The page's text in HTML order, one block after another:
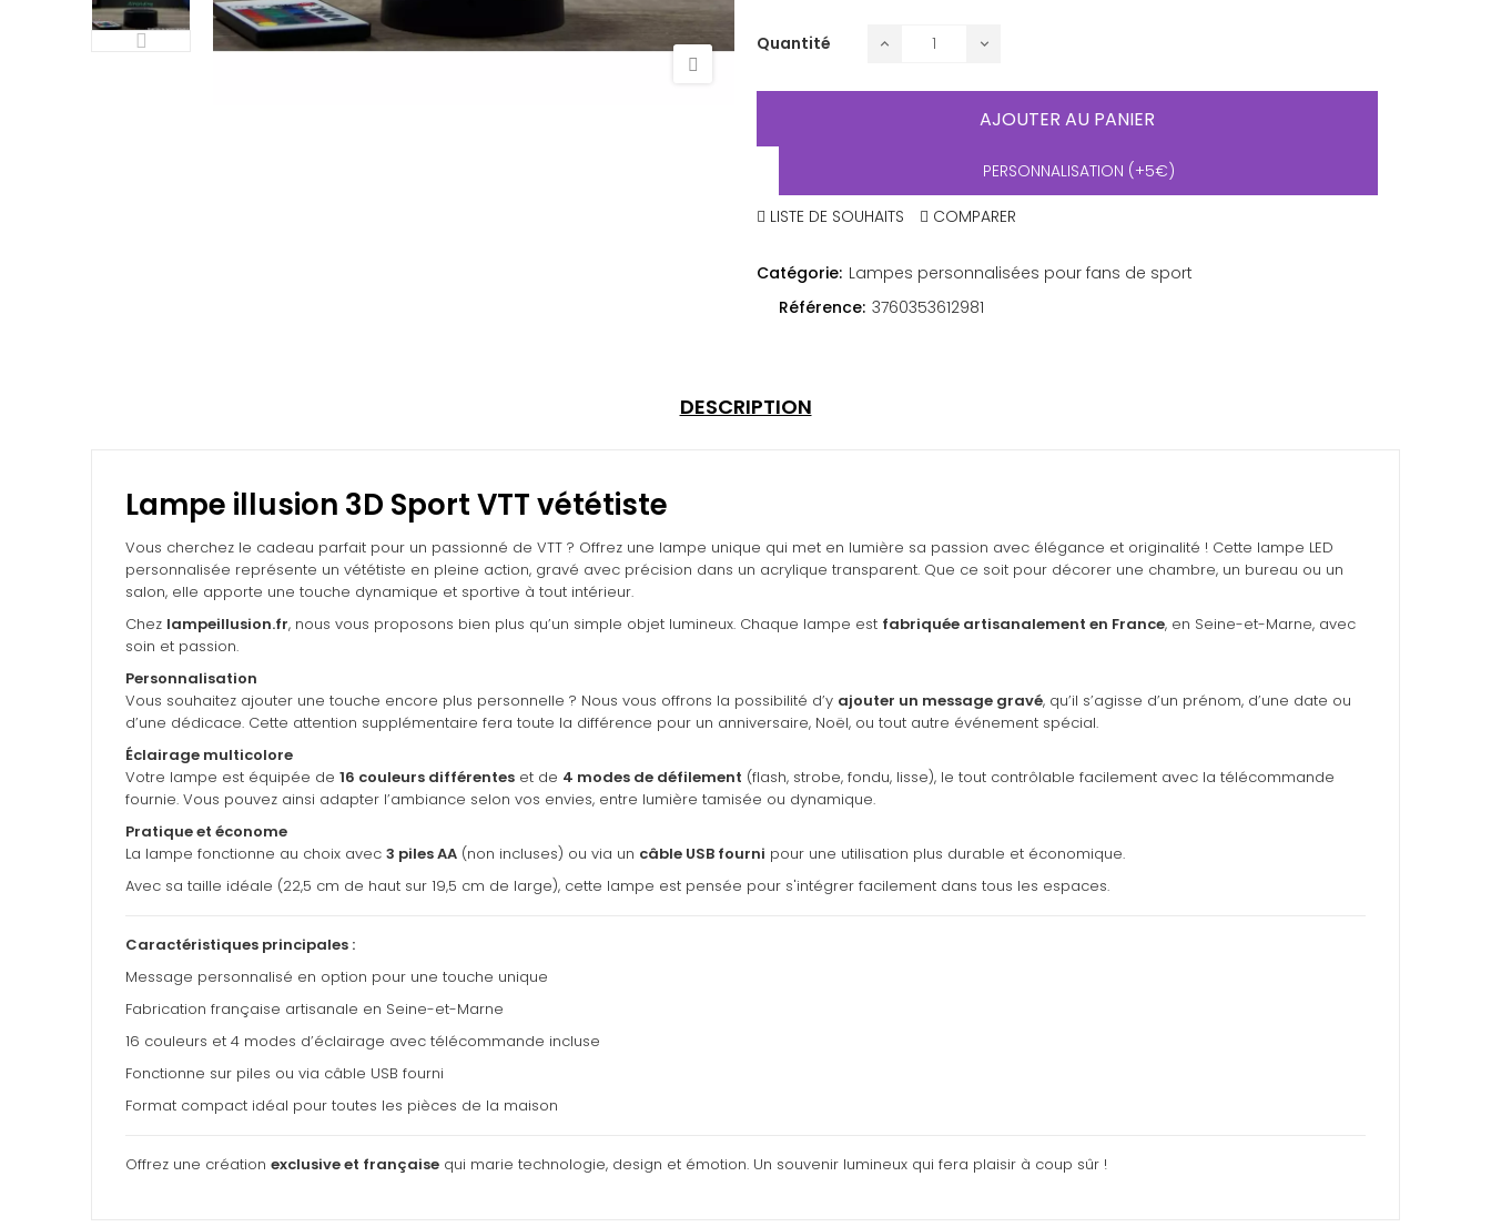
Quantité
AJOUTER AU PANIER
PERSONNALISATION (+5€)
LISTE DE SOUHAITS COMPARER
Catégorie: Lampes personnalisées pour fans de sport
Référence: 3760353612981
DESCRIPTION
Lampe illusion 3D Sport VTT vététiste
Vous cherchez le cadeau parfait pour un passionné de VTT ? Offrez une lampe unique qui met en lumière sa passion avec élégance et originalité ! Cette lampe LED
personnalisée représente un vététiste en pleine action, gravé avec précision dans un acrylique transparent. Que ce soit pour décorer une chambre, un bureau ou un
salon, elle apporte une touche dynamique et sportive à tout intérieur.
Chez lampeillusion.fr, nous vous proposons bien plus qu’un simple objet lumineux. Chaque lampe est fabriquée artisanalement en France, en Seine-et-Marne, avec
soin et passion.
Personnalisation
Vous souhaitez ajouter une touche encore plus personnelle ? Nous vous offrons la possibilité d’y ajouter un message gravé, qu’il s’agisse d’un prénom, d’une date ou
d’une dédicace. Cette attention supplémentaire fera toute la différence pour un anniversaire, Noël, ou tout autre événement spécial.
Éclairage multicolore
Votre lampe est équipée de 16 couleurs différentes et de 4 modes de défilement (flash, strobe, fondu, lisse), le tout contrôlable facilement avec la télécommande
fournie. Vous pouvez ainsi adapter l’ambiance selon vos envies, entre lumière tamisée ou dynamique.
Pratique et économe
La lampe fonctionne au choix avec 3 piles AA (non incluses) ou via un câble USB fourni pour une utilisation plus durable et économique.
Avec sa taille idéale (22,5 cm de haut sur 19,5 cm de large), cette lampe est pensée pour s'intégrer facilement dans tous les espaces.
Caractéristiques principales :
Message personnalisé en option pour une touche unique
Fabrication française artisanale en Seine-et-Marne
16 couleurs et 4 modes d’éclairage avec télécommande incluse
Fonctionne sur piles ou via câble USB fourni
Format compact idéal pour toutes les pièces de la maison
Offrez une création exclusive et française qui marie technologie, design et émotion. Un souvenir lumineux qui fera plaisir à coup sûr !